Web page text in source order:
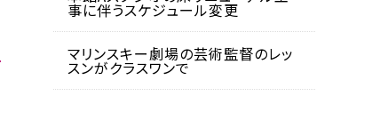
事に伴うスケジュール変更
マリンスキー劇場の芸術監督のレッ
スンがクラスワンで